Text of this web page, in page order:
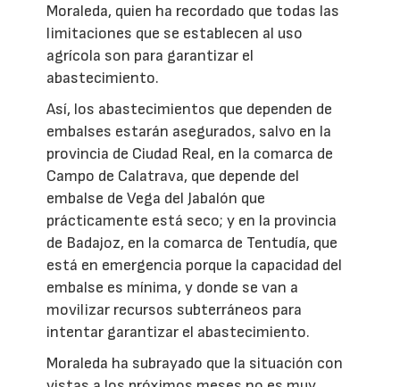
Moraleda, quien ha recordado que todas las
limitaciones que se establecen al uso
agrícola son para garantizar el
abastecimiento.
Así, los abastecimientos que dependen de
embalses estarán asegurados, salvo en la
provincia de Ciudad Real, en la comarca de
Campo de Calatrava, que depende del
embalse de Vega del Jabalón que
prácticamente está seco; y en la provincia
de Badajoz, en la comarca de Tentudía, que
está en emergencia porque la capacidad del
embalse es mínima, y donde se van a
movilizar recursos subterráneos para
intentar garantizar el abastecimiento.
Moraleda ha subrayado que la situación con